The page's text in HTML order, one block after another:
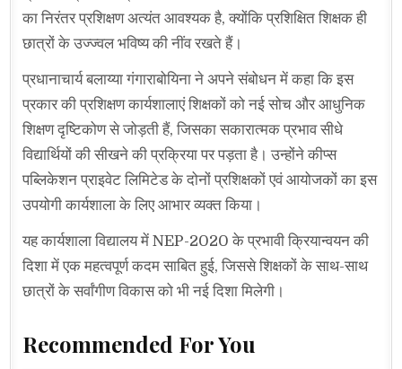
का निरंतर प्रशिक्षण अत्यंत आवश्यक है, क्योंकि प्रशिक्षित शिक्षक ही
छात्रों के उज्ज्वल भविष्य की नींव रखते हैं।
प्रधानाचार्य बलाय्या गंगाराबोयिना ने अपने संबोधन में कहा कि इस
प्रकार की प्रशिक्षण कार्यशालाएं शिक्षकों को नई सोच और आधुनिक
शिक्षण दृष्टिकोण से जोड़ती हैं, जिसका सकारात्मक प्रभाव सीधे
विद्यार्थियों की सीखने की प्रक्रिया पर पड़ता है। उन्होंने कीप्स
पब्लिकेशन प्राइवेट लिमिटेड के दोनों प्रशिक्षकों एवं आयोजकों का इस
उपयोगी कार्यशाला के लिए आभार व्यक्त किया।
यह कार्यशाला विद्यालय में NEP-2020 के प्रभावी क्रियान्वयन की
दिशा में एक महत्वपूर्ण कदम साबित हुई, जिससे शिक्षकों के साथ-साथ
छात्रों के सर्वांगीण विकास को भी नई दिशा मिलेगी।
Recommended For You